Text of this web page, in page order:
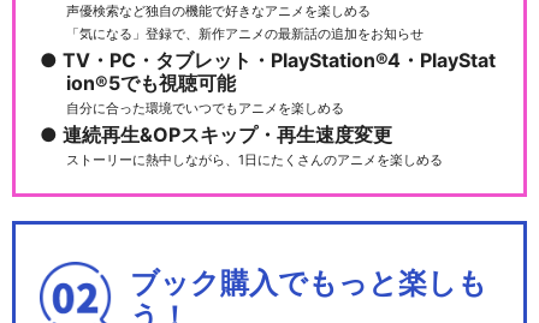
声優検索など独自の機能で好きなアニメを楽しめる
「気になる」登録で、新作アニメの最新話の追加をお知らせ
TV・PC・タブレット・PlayStation®4・PlayStat
ion®5でも視聴可能
自分に合った環境でいつでもアニメを楽しめる
連続再生&OPスキップ・再生速度変更
ストーリーに熱中しながら、1日にたくさんのアニメを楽しめる
ブック購入でもっと楽しも